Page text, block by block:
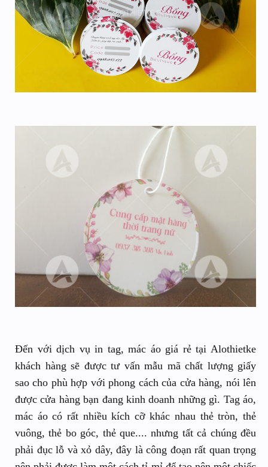
Đến với dịch vụ in tag, mác áo giá rẻ tại Alothietke
khách hàng sẽ được tư vấn mẫu mã chất lượng giấy
sao cho phù hợp với phong cách của cửa hàng, nói lên
được cửa hàng bạn đang kinh doanh những gì. Tag áo,
mác áo có rất nhiều kích cỡ khác nhau thẻ tròn, thẻ
vuông, thẻ bo góc, thẻ que.... nhưng tất cả chúng đều
phải đục lỗ và xỏ dây, đây là công đoạn rất quan trọng